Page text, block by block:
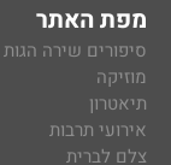
מפת האתר
סיפורים שירה הגות
מוזיקה
תיאטרון
אירועי תרבות
צלם לברית